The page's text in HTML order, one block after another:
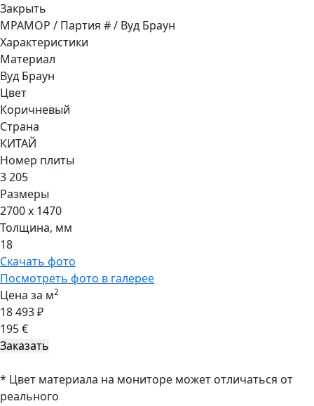
Закрыть
МРАМОР / Партия # / Вуд Браун
Характеристики
Материал
Вуд Браун
Цвет
Коричневый
Страна
КИТАЙ
Номер плиты
3 205
Размеры
2700 x 1470
Толщина, мм
18
Скачать фото
Посмотреть фото в галерее
Цена за м2
18 493 ₽
195 €
* Цвет материала на мониторе может отличаться от
реального